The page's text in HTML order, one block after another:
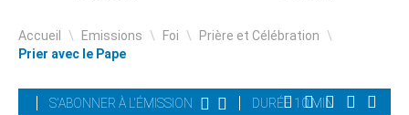
Accueil \ Emissions \ Foi \ Prière et Célébration \
Prier avec le Pape
S'ABONNER À L'ÉMISSION DURÉE 10 MIN